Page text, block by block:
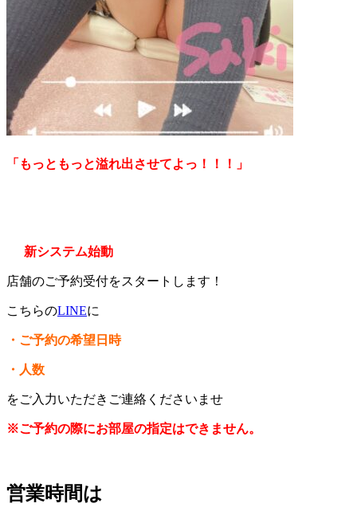
「もっともっと溢れ出させてよっ！！！」
新システム始動
店舗のご予約受付をスタートします！
こちらのLINEに
・ご予約の希望日時
・人数
をご入力いただきご連絡くださいませ
※ご予約の際にお部屋の指定はできません。
営業時間は